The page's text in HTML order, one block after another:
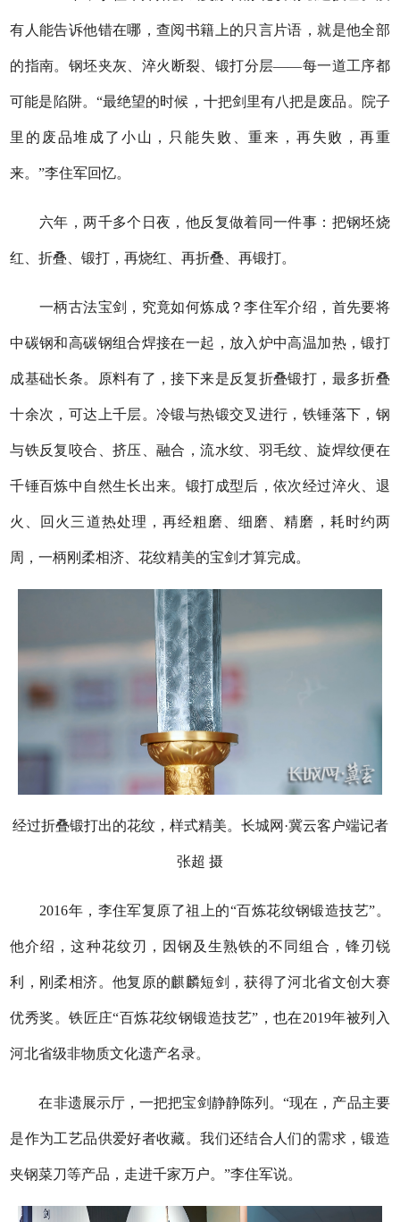
有人能告诉他错在哪，查阅书籍上的只言片语，就是他全部
的指南。钢坯夹灰、淬火断裂、锻打分层——每一道工序都
可能是陷阱。“最绝望的时候，十把剑里有八把是废品。院子
里的废品堆成了小山，只能失败、重来，再失败，再重
来。”李住军回忆。
六年，两千多个日夜，他反复做着同一件事：把钢坯烧
红、折叠、锻打，再烧红、再折叠、再锻打。
一柄古法宝剑，究竟如何炼成？李住军介绍，首先要将
中碳钢和高碳钢组合焊接在一起，放入炉中高温加热，锻打
成基础长条。原料有了，接下来是反复折叠锻打，最多折叠
十余次，可达上千层。冷锻与热锻交叉进行，铁锤落下，钢
与铁反复咬合、挤压、融合，流水纹、羽毛纹、旋焊纹便在
千锤百炼中自然生长出来。锻打成型后，依次经过淬火、退
火、回火三道热处理，再经粗磨、细磨、精磨，耗时约两
周，一柄刚柔相济、花纹精美的宝剑才算完成。
经过折叠锻打出的花纹，样式精美。长城网·冀云客户端记者
张超 摄
2016年，李住军复原了祖上的“百炼花纹钢锻造技艺”。
他介绍，这种花纹刃，因钢及生熟铁的不同组合，锋刃锐
利，刚柔相济。他复原的麒麟短剑，获得了河北省文创大赛
优秀奖。铁匠庄“百炼花纹钢锻造技艺”，也在2019年被列入
河北省级非物质文化遗产名录。
在非遗展示厅，一把把宝剑静静陈列。“现在，产品主要
是作为工艺品供爱好者收藏。我们还结合人们的需求，锻造
夹钢菜刀等产品，走进千家万户。”李住军说。